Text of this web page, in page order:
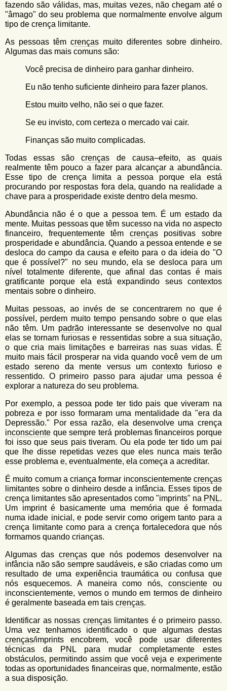
fazendo são válidas, mas, muitas vezes, não chegam até o
"âmago" do seu problema que normalmente envolve algum
tipo de crença limitante.
As pessoas têm crenças muito diferentes sobre dinheiro.
Algumas das mais comuns são:
Você precisa de dinheiro para ganhar dinheiro.
Eu não tenho suficiente dinheiro para fazer planos.
Estou muito velho, não sei o que fazer.
Se eu invisto, com certeza o mercado vai cair.
Finanças são muito complicadas.
Todas essas sãocrenças de causa–efeito, as quais
realmente têm pouco a fazer para alcançar a abundância.
Esse tipo de crença limita a pessoa porque ela está
procurando por respostas fora dela, quando na realidade a
chave para a prosperidade existe dentro dela mesmo.
Abundância não é o que a pessoa tem. É um estadoda
mente. Muitas pessoas que têm sucesso na vida no aspecto
financeiro, frequentemente têm crençaspositivas sobre
prosperidade e abundância. Quando a pessoa entende e se
desloca do campo da causa e efeito para o da ideia do "O
que é possível?" no seu mundo, ela se desloca para um
nível totalmente diferente, que afinal das contas é mais
gratificante porque ela está expandindo seus contextos
mentais sobre o dinheiro.
Muitas pessoas, ao invés de se concentrarem no que é
possível, perdem muito tempo pensando sobre o que elas
não têm. Um padrãointeressante se desenvolve no qual
elas se tornam furiosas e ressentidas sobre a sua situação,
o que cria mais limitações e barreiras nas suas vidas. É
muito mais fácil prosperar na vida quando você vem de um
estado sereno da mente versus umcontexto furioso e
ressentido. O primeiro passo para ajudar uma pessoa é
explorar a natureza do seu problema.
Por exemplo, a pessoa pode ter tido pais que viveram na
pobreza e por isso formaram uma mentalidade da "era da
Depressão." Por essa razão, ela desenvolve uma crença
inconsciente que sempre terá problemas financeiros porque
foi isso que seus pais tiveram. Ou ela pode ter tido um pai
que lhe disse repetidas vezes que eles nunca mais terão
esse problema e, eventualmente, ela começa a acreditar.
É muito comum a criança formar inconscientemente crenças
limitantes sobre o dinheiro desde a infância. Esses tipos de
crença limitantes são apresentados como "imprints" na PNL.
Um imprint é basicamente uma memória que é formada
numa idade inicial, e pode servir como origem tanto para a
crença limitante como para a crença fortalecedora que nós
formamos quando crianças.
Algumas das crençasque nós podemos desenvolver na
infância não são sempre saudáveis, e são criadas como um
resultado de uma experiência traumática ou confusa que
nós esquecemos. A maneira como nós,consciente ou
inconscientemente, vemos o mundo em termos de dinheiro
é geralmente baseada em tais crenças.
Identificar as nossas crençaslimitantes é o primeiro passo.
Uma vez tenhamos identificado o que algumas destas
crenças/imprints encobrem, você pode usar diferentes
técnicas da
PNL para mudar completamente estes
obstáculos, permitindo assim que você veja e experimente
todas as oportunidades financeiras que, normalmente, estão
a sua disposição.